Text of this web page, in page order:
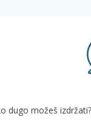
dugo možeš